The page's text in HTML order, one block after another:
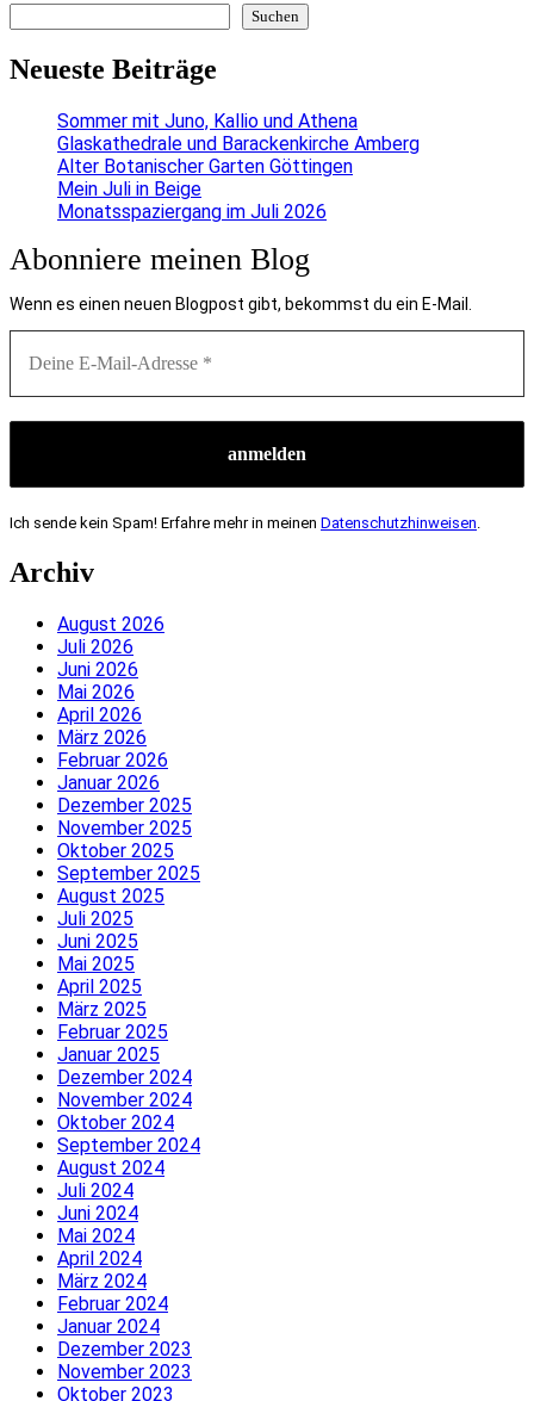
Suchen
Neueste Beiträge
Sommer mit Juno, Kallio und Athena
Glaskathedrale und Barackenkirche Amberg
Alter Botanischer Garten Göttingen
Mein Juli in Beige
Monatsspaziergang im Juli 2026
Abonniere meinen Blog
Wenn es einen neuen Blogpost gibt, bekommst du ein E-Mail.
Ich sende kein Spam! Erfahre mehr in meinen Datenschutzhinweisen
Archiv
August 2026
Juli 2026
Juni 2026
Mai 2026
April 2026
März 2026
Februar 2026
Januar 2026
Dezember 2025
November 2025
Oktober 2025
September 2025
August 2025
Juli 2025
Juni 2025
Mai 2025
April 2025
März 2025
Februar 2025
Januar 2025
Dezember 2024
November 2024
Oktober 2024
September 2024
August 2024
Juli 2024
Juni 2024
Mai 2024
April 2024
März 2024
Februar 2024
Januar 2024
Dezember 2023
November 2023
Oktober 2023